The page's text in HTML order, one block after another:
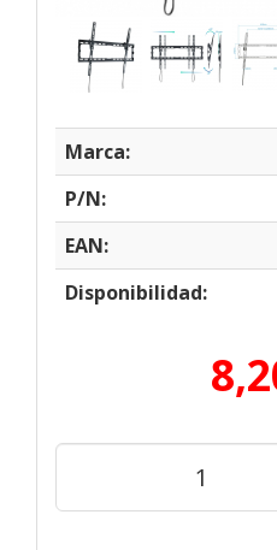
Marca:
P/N:
EAN:
Disponibilidad: